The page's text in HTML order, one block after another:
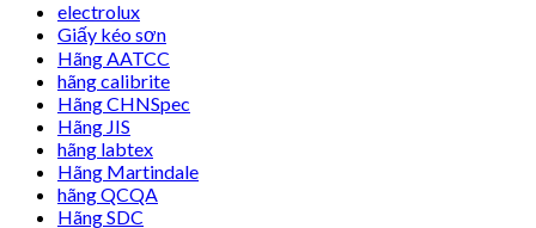
electrolux
Giấy kéo sơn
Hãng AATCC
hãng calibrite
Hãng CHNSpec
Hãng JIS
hãng labtex
Hãng Martindale
hãng QCQA
Hãng SDC